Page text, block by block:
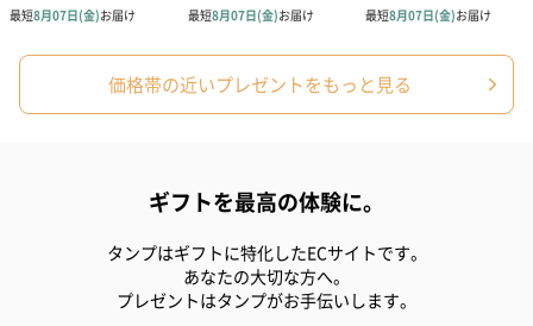
価格帯の近いプレゼントをもっと見る
ギフトを最高の体験に。
タンプはギフトに特化したECサイトです。
あなたの大切な方へ。
プレゼントはタンプがお手伝いします。